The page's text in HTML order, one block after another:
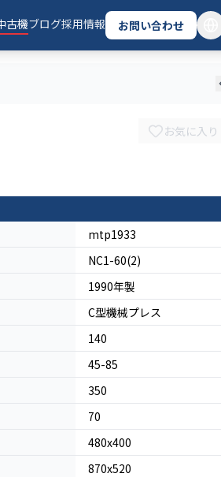
古機ブログ採用情報 お問い合わせ
お気に入り
mtp1933
NC1-60(2)
1990年製
C型機械プレス
140
45-85
350
70
480x400
870x520